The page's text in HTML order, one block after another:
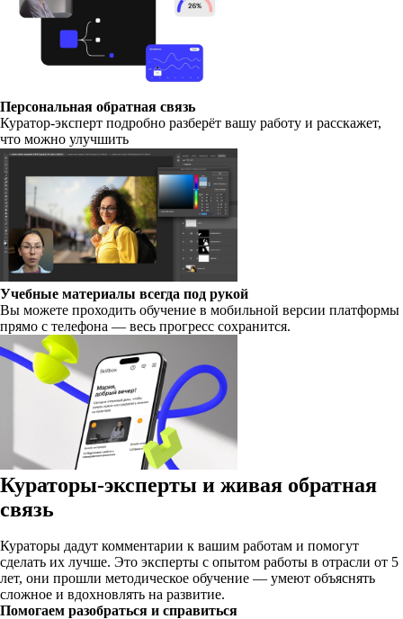
Персональная обратная связь
Куратор-эксперт подробно разберёт вашу работу и расскажет,
что можно улучшить
Учебные материалы всегда под рукой
Вы можете проходить обучение в мобильной версии платформы
прямо с телефона — весь прогресс сохранится.
Кураторы-эксперты и живая обратная
связь
Кураторы дадут комментарии к вашим работам и помогут
сделать их лучше. Это эксперты с опытом работы в отрасли от 5
лет, они прошли методическое обучение — умеют объяснять
сложное и вдохновлять на развитие.
Помогаем разобраться и справиться